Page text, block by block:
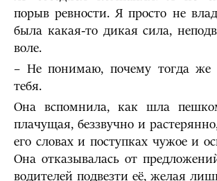
порыв ревности. Я просто не
была какая-то дикая сила,
воле.
– Не понимаю, почему тогда же
тебя.
Она вспомнила, как шла
плачущая, беззвучно и
его словах и поступках чужое и
Она отказывалась от
водителей подвезти её, желая